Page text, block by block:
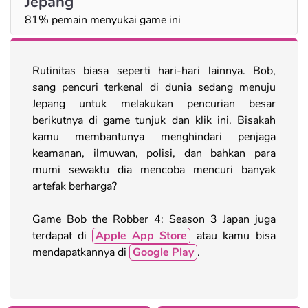
81% pemain menyukai game ini
Rutinitas biasa seperti hari-hari lainnya. Bob,
sang pencuri terkenal di dunia sedang menuju
Jepang untuk melakukan pencurian besar
berikutnya di game tunjuk dan klik ini. Bisakah
kamu membantunya menghindari penjaga
keamanan, ilmuwan, polisi, dan bahkan para
mumi sewaktu dia mencoba mencuri banyak
artefak berharga?
Game Bob the Robber 4: Season 3 Japan juga
terdapat di
Apple App Store
atau kamu bisa
mendapatkannya di Google Play .